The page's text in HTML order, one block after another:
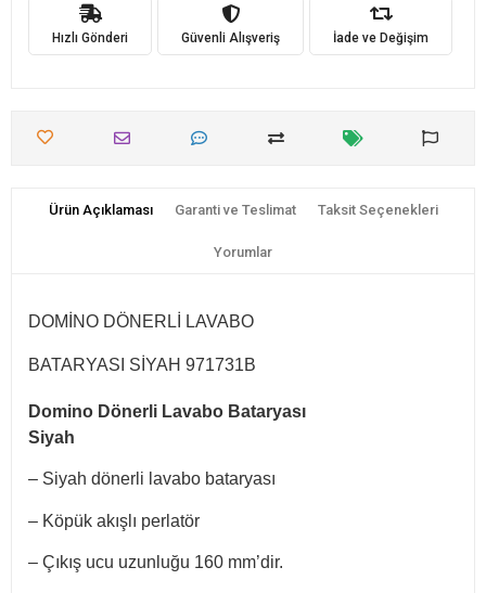
Hızlı Gönderi Güvenli Alışveriş İade ve Değişim
Ürün Açıklaması Garanti ve Teslimat Taksit Seçenekleri
Yorumlar
DOMİNO DÖNERLİ LAVABO
BATARYASI SİYAH 971731B
Domino Dönerli Lavabo Bataryası
Siyah
– Siyah dönerli lavabo bataryası
– Köpük akışlı perlatör
– Çıkış ucu uzunluğu 160 mm’dir.